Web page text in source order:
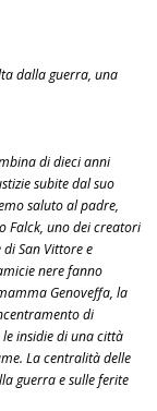
dalla guerra, una
di dieci anni
subite dal suo
saluto al padre,
Falck, uno dei creatori
San Vittore e
nere fanno
Genoveffa, la
di
insidie di una città
La centralità delle
guerra e sulle ferite